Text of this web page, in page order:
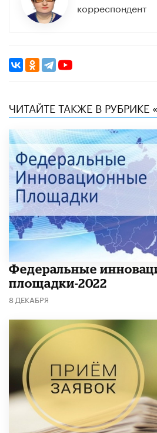
корреспондент
ЧИТАЙТЕ ТАКЖЕ В РУБРИКЕ
Федеральные
площадки-2022
8 ДЕКАБРЯ